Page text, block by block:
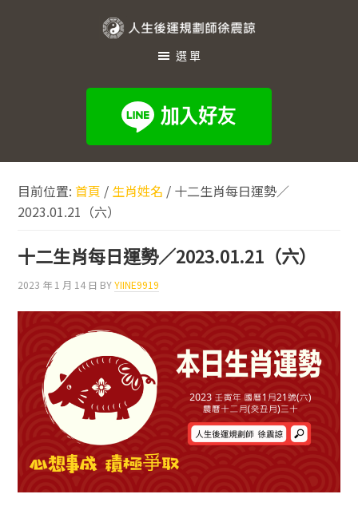
規
師
徐
震
諒
選單
目前位置:首頁 / 生肖姓名 / 十二生肖每日運勢／
2023.01.21（六）
十二生肖每日運勢／2023.01.21（六）
2023 年 1 月 14 日 BYYIINE9919